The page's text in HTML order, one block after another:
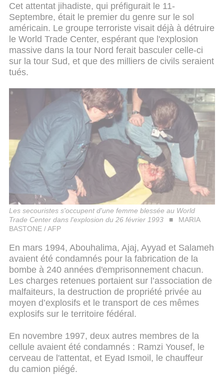
Cet attentat jihadiste, qui préfigurait le 11-
Septembre, était le premier du genre sur le sol
américain. Le groupe terroriste visait déjà à détruire
le World Trade Center, espérant que l'explosion
massive dans la tour Nord ferait basculer celle-ci
sur la tour Sud, et que des milliers de civils seraient
tués.
Les secouristes s'occupent d'une femme blessée au World
Trade Center dans l'explosion du 26 février 1993
MARIA
BASTONE / AFP
En mars 1994, Abouhalima, Ajaj, Ayyad et Salameh
avaient été condamnés pour la fabrication de la
bombe à 240 années d'emprisonnement chacun.
Les charges retenues portaient sur l’association de
malfaiteurs, la destruction de propriété privée au
moyen d’explosifs et le transport de ces mêmes
explosifs sur le territoire fédéral.
En novembre 1997, deux autres membres de la
cellule avaient été condamnés : Ramzi Yousef, le
cerveau de l'attentat, et Eyad Ismoil, le chauffeur
du camion piégé.